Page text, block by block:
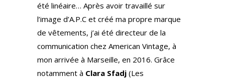
été linéaire… Après avoir travaillé sur
l’image d’A.P.C et créé ma propre marque
de vêtements, j’ai été directeur de la
communication chez American Vintage, à
mon arrivée à Marseille, en 2016. Grâce
notamment à Clara Sfadj (Les